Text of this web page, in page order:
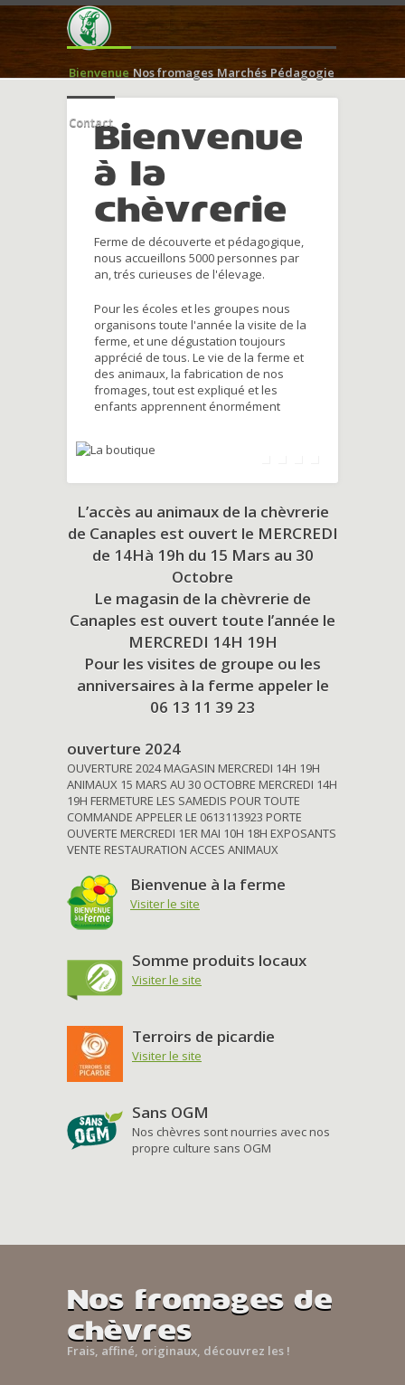
Bienvenue Nos fromages Marchés Pédagogie
ContactBienvenue
à la
chèvrerie
Ferme de découverte et pédagogique,
nous accueillons 5000 personnes par
an, trés curieuses de l'élevage.
Pour les écoles et les groupes nous
organisons toute l'année la visite de la
ferme, et une dégustation toujours
apprécié de tous. Le vie de la ferme et
des animaux, la fabrication de nos
fromages, tout est expliqué et les
enfants apprennent énormément
L’accès au animaux de la chèvrerie
de Canaples est ouvert le MERCREDI
de 14Hà 19h du 15 Mars au 30
Octobre
Le magasin de la chèvrerie de
Canaples est ouvert toute l’année le
MERCREDI 14H 19H
Pour les visites de groupe ou les
anniversaires à la ferme appeler le
06 13 11 39 23
ouverture 2024
OUVERTURE 2024 MAGASIN MERCREDI 14H 19H
ANIMAUX 15 MARS AU 30 OCTOBRE MERCREDI 14H
19H FERMETURE LES SAMEDIS POUR TOUTE
COMMANDE APPELER LE 0613113923 PORTE
OUVERTE MERCREDI 1ER MAI 10H 18H EXPOSANTS
VENTE RESTAURATION ACCES ANIMAUX
Bienvenue à la ferme
Visiter le site
Somme produits locaux
Visiter le site
Terroirs de picardie
Visiter le site
Sans OGM
Nos chèvres sont nourries avec nos
propre culture sans OGM
Nos fromages de
chèvres
Frais, affiné, originaux, découvrez les !